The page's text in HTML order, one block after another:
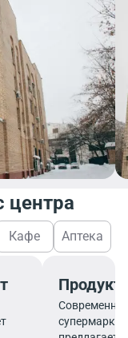
центра
Кафе Аптека
супермаркет